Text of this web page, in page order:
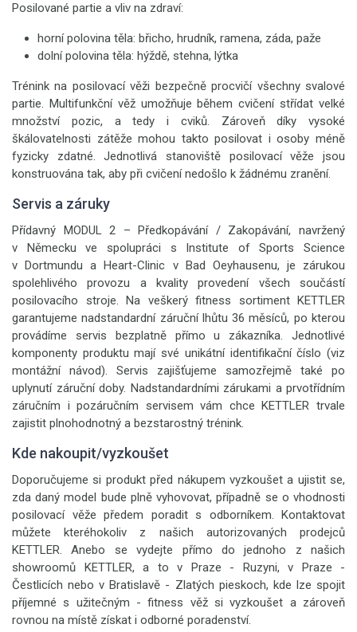
Posilované partie a vliv na zdraví:
horní polovina těla: břicho, hrudník, ramena, záda, paže
dolní polovina těla: hýždě, stehna, lýtka
Trénink na posilovací věži bezpečně procvičí všechny svalové
partie. Multifunkční věž umožňuje během cvičení střídat velké
množství pozic, a tedy i cviků. Zároveň díky vysoké
škálovatelnosti zátěže mohou takto posilovat i osoby méně
fyzicky zdatné. Jednotlivá stanoviště posilovací věže jsou
konstruována tak, aby při cvičení nedošlo k žádnému zranění.
Servis a záruky
Přídavný MODUL 2 – Předkopávání / Zakopávání, navržený
v Německu ve spolupráci s Institute of Sports Science
v Dortmundu a Heart-Clinic v Bad Oeyhausenu, je zárukou
spolehlivého provozu a kvality provedení všech součástí
posilovacího stroje. Na veškerý fitness sortiment KETTLER
garantujeme nadstandardní záruční lhůtu 36 měsíců, po kterou
provádíme servis bezplatně přímo u zákazníka. Jednotlivé
komponenty produktu mají své unikátní identifikační číslo (viz
montážní návod). Servis zajišťujeme samozřejmě také po
uplynutí záruční doby. Nadstandardními zárukami a prvotřídním
záručním i pozáručním servisem vám chce KETTLER trvale
zajistit plnohodnotný a bezstarostný trénink.
Kde nakoupit/vyzkoušet
Doporučujeme si produkt před nákupem vyzkoušet a ujistit se,
zda daný model bude plně vyhovovat, případně se o vhodnosti
posilovací věže předem poradit s odborníkem. Kontaktovat
můžete kteréhokoliv z našich autorizovaných prodejců
KETTLER. Anebo se vydejte přímo do jednoho z našich
showroomů KETTLER, a to v Praze - Ruzyni, v Praze -
Čestlicích nebo v Bratislavě - Zlatých pieskoch, kde lze spojit
příjemné s užitečným - fitness věž si vyzkoušet a zároveň
rovnou na místě získat i odborné poradenství.